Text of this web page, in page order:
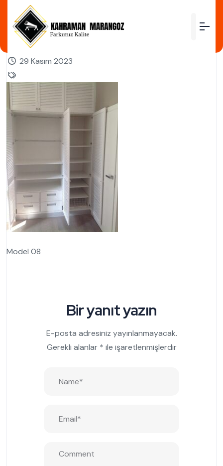
by
29 Kasım 2023
Model 08
Bir yanıt yazın
E-posta adresiniz yayınlanmayacak.
Gerekli alanlar * ile işaretlenmişlerdir